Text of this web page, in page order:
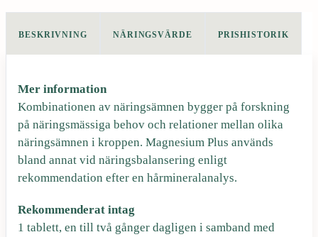
BESKRIVNING NÄRINGSVÄRDE PRISHISTORIK
Mer information
Kombinationen av näringsämnen bygger på forskning
på näringsmässiga behov och relationer mellan olika
näringsämnen i kroppen. Magnesium Plus används
bland annat vid näringsbalansering enligt
rekommendation efter en hårmineralanalys.
Rekommenderat intag
1 tablett, en till två gånger dagligen i samband med